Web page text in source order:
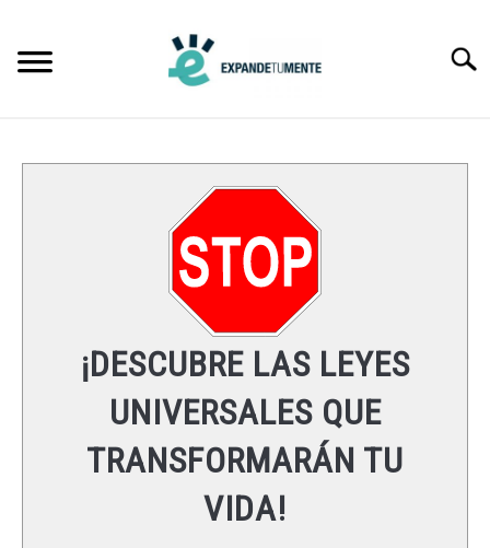
content
LEYES UNIVERSALES
RECURSOS
¡DESCUBRE LAS LEYES
UNIVERSALES QUE
TRANSFORMARÁN TU
VIDA!